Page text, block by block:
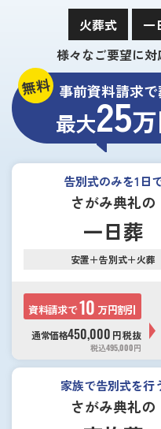
火葬式 一
様々なご要望に対
無料 事前資料請求
最大25
告別式のみを1日
さがみ典礼の
一日葬
安置＋告別式＋火葬
資料請求で10 万円割引
通常価格450,000 円税抜
税込495,000円
家族で告別式を行
さがみ典礼の